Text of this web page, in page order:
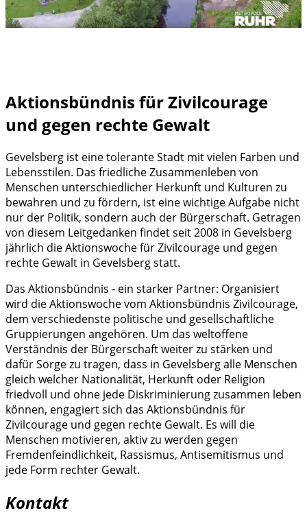
Aktionsbündnis für Zivilcourage
und gegen rechte Gewalt
Gevelsberg ist eine tolerante Stadt mit vielen Farben und
Lebensstilen. Das friedliche Zusammenleben von
Menschen unterschiedlicher Herkunft und Kulturen zu
bewahren und zu fördern, ist eine wichtige Aufgabe nicht
nur der Politik, sondern auch der Bürgerschaft. Getragen
von diesem Leitgedanken findet seit 2008 in Gevelsberg
jährlich die Aktionswoche für Zivilcourage und gegen
rechte Gewalt in Gevelsberg statt.
Das Aktionsbündnis - ein starker Partner: Organisiert
wird die Aktionswoche vom Aktionsbündnis Zivilcourage,
dem verschiedenste politische und gesellschaftliche
Gruppierungen angehören. Um das weltoffene
Verständnis der Bürgerschaft weiter zu stärken und
dafür Sorge zu tragen, dass in Gevelsberg alle Menschen
gleich welcher Nationalität, Herkunft oder Religion
friedvoll und ohne jede Diskriminierung zusammen leben
können, engagiert sich das Aktionsbündnis für
Zivilcourage und gegen rechte Gewalt. Es will die
Menschen motivieren, aktiv zu werden gegen
Fremdenfeindlichkeit, Rassismus, Antisemitismus und
jede Form rechter Gewalt.
Kontakt